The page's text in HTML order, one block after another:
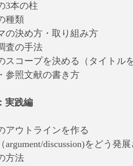
3本の柱
種類
の決め方・取り組み方
査の手法
スコープを決める（タイトル
参照文献の書き方
実践編
アウトラインを作る
argument/discussion)をどう発
方法